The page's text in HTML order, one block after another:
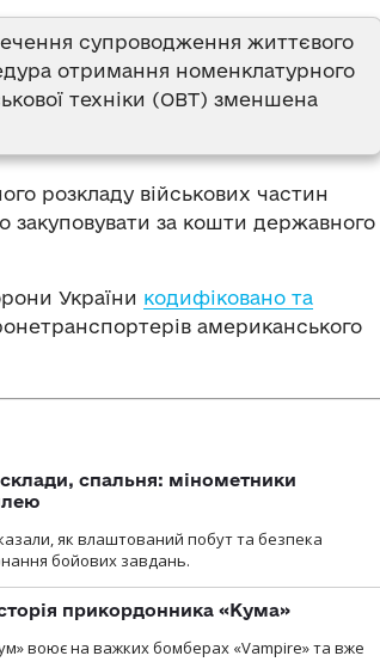
супроводження життєвого
отримання номенклатурного
техніки (ОВТ) зменшена
розкладу військових частин
закуповувати за кошти державного
України кодифіковано та
американського
спальня: мінометники
як влаштований побут та безпека
бойових завдань.
прикордонника «Кума»
воює на важких бомберах «Vampire» та вже